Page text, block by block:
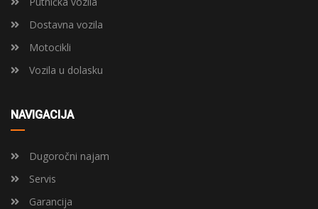
Dostavna vozila
Motocikli
Vozila u dolasku
NAVIGACIJA
Dugoročni najam
Servis
Garancija